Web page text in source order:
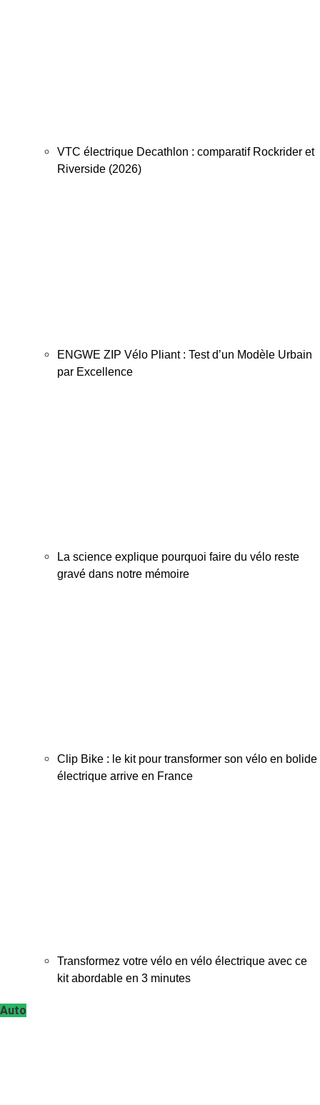
VTC électrique Decathlon : comparatif Rockrider et
Riverside (2026)
ENGWE ZIP Vélo Pliant : Test d’un Modèle Urbain
par Excellence
La science explique pourquoi faire du vélo reste
gravé dans notre mémoire
Clip Bike : le kit pour transformer son vélo en bolide
électrique arrive en France
Transformez votre vélo en vélo électrique avec ce
kit abordable en 3 minutes
Auto